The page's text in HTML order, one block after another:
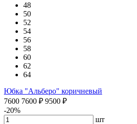
48
50
52
54
56
58
60
62
64
Юбка "Альберо" коричневый
7600 7600 ₽ 9500 ₽
-20%
шт